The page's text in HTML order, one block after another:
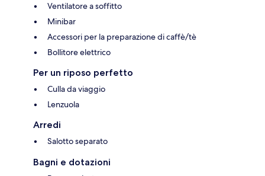
Ventilatore a soffitto
Minibar
Accessori per la preparazione di caffè/tè
Bollitore elettrico
Per un riposo perfetto
Culla da viaggio
Lenzuola
Arredi
Salotto separato
Bagni e dotazioni